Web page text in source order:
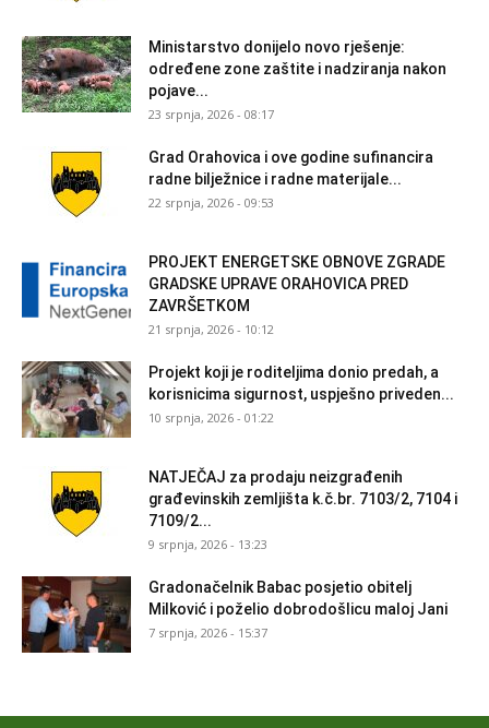
Ministarstvo donijelo novo rješenje:
određene zone zaštite i nadziranja nakon
pojave...
23 srpnja, 2026 - 08:17
Grad Orahovica i ove godine sufinancira
radne bilježnice i radne materijale...
22 srpnja, 2026 - 09:53
PROJEKT ENERGETSKE OBNOVE ZGRADE
GRADSKE UPRAVE ORAHOVICA PRED
ZAVRŠETKOM
21 srpnja, 2026 - 10:12
Projekt koji je roditeljima donio predah, a
korisnicima sigurnost, uspješno priveden...
10 srpnja, 2026 - 01:22
NATJEČAJ za prodaju neizgrađenih
građevinskih zemljišta k.č.br. 7103/2, 7104 i
7109/2...
9 srpnja, 2026 - 13:23
Gradonačelnik Babac posjetio obitelj
Milković i poželio dobrodošlicu maloj Jani
7 srpnja, 2026 - 15:37